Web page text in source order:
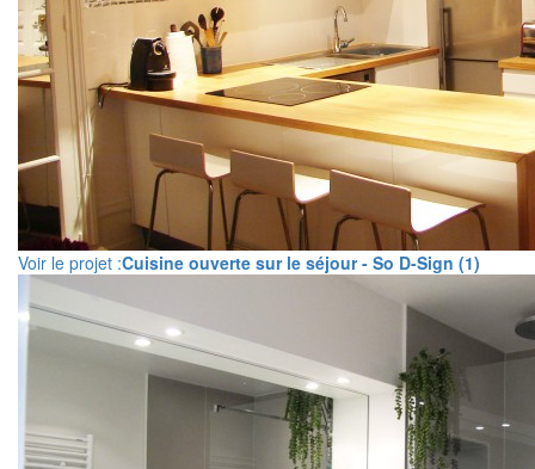
Voir le projet :Cuisine ouverte sur le séjour - So D-Sign (1)